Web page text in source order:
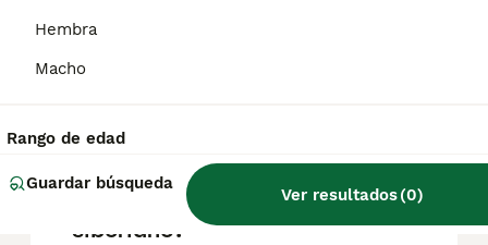
Hembra
Macho
Rango de edad
Guardar búsqueda
Ver resultados(0)
¿Cuánto vale un gato
siberiano?